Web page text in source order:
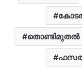
തൊണ്ടിമുതൽ